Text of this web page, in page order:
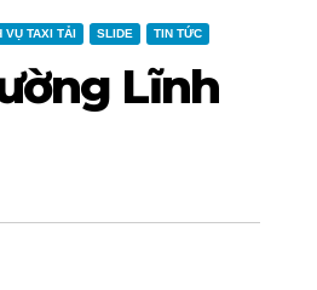
VỤ TAXI TẢI SLIDE TIN TỨC
Lĩnh